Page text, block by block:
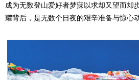
成为无数登山爱好者梦寐以求却又望而却
耀背后，是无数个日夜的艰辛准备与惊心